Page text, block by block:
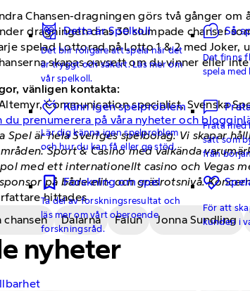
Detta är Spelkoll
Det blir roligare att spela när det
är tryggt och säkert. Läs mer om
vår spelkoll.
Så
Det finns
spela med
Känn igen spelproblem
Lär dig känna igen spelproblem
och hur du kan få eller ge stöd.
Prata
sätt som
från
Forskning om spel
Ta del av forskningsresultat och
läs mer om vårt oberoende
forskningsråd.
För att
kunden i
Chansen-dragningen görs två gånger
dragningen dras 30 slumpade chanser
spelad Lottorad på Lotto 1 & 2 med
skapas oavsett om du vinner eller
vänligen kontakta:
Communication specialist, Svenska
du prenumerera på våra nyheter och
Spel är hela Sveriges spelbolag. Vi skapar
Sport & Casino med välkända
med ett internationellt casino och Vegas
på både elit- och gräsrotsnivå.
hittades
chansen
Dalarna Falun Jonna Sundling
nyheter